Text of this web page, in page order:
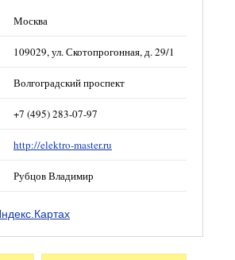
Москва
109029, ул. Скотопрогонная, д. 29/1
Волгоградский проспект
+7 (495) 283-07-97
http://elektro-master.ru
Рубцов Владимир